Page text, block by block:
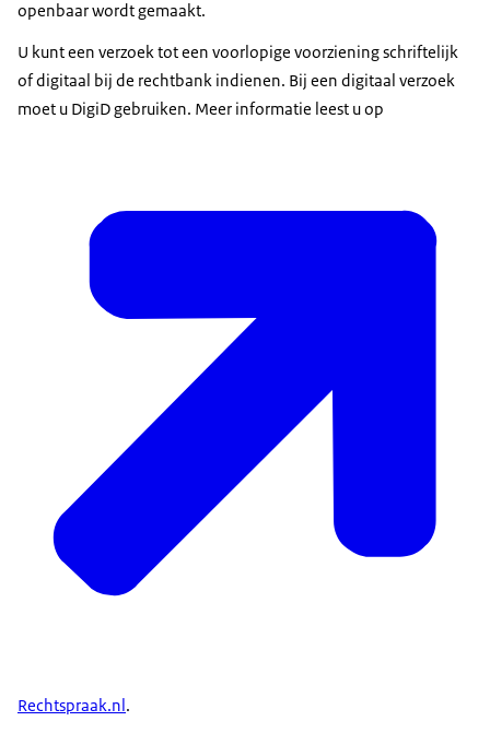
openbaar wordt gemaakt.
U kunt een verzoek tot een voorlopige voorziening schriftelijk
of digitaal bij de rechtbank indienen. Bij een digitaal verzoek
moet u DigiD gebruiken. Meer informatie leest u op
Rechtspraak.nl.